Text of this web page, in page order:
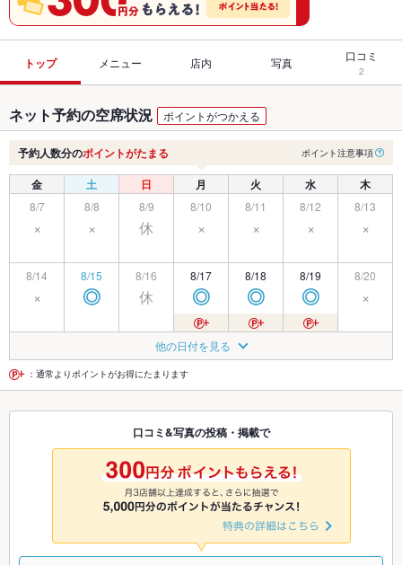
トップ メニュー 店内 写真 口コミ
2
ネット予約の空席状況 ポイントがつかえる
予約人数分のポイントがたまる ポイント注意事項
金 土 日 月 火 水 木
8/7
×
8/8
×
8/9
休
8/10
×
8/11
×
8/12
×
8/13
×
8/14
×
8/15
◎
8/16
休
8/17
◎
8/18
◎
8/19
◎
8/20
×
× ×
8/23
休
8/24
◎
8/25
◎ ◎ ◎
8/28 8/29 8/30
休
8/31
◎
9/1
◎
9/2 9/3
9/6
休
9/7
◎
9/8
◎
他の日付を見る
：通常よりポイントがお得にたまります
口コミ&写真の投稿・掲載で